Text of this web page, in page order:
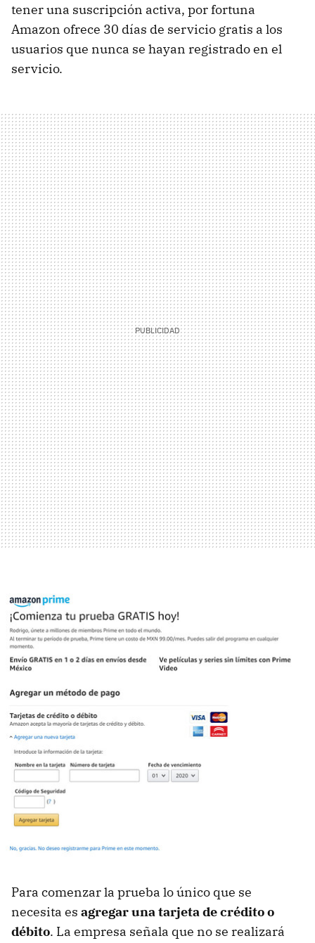
tener una suscripción activa, por fortuna
Amazon ofrece 30 días de servicio gratis a los
usuarios que nunca se hayan registrado en el
servicio.
Para comenzar la prueba lo único que se
necesita es agregar una tarjeta de crédito o
débito. La empresa señala que no se realizará